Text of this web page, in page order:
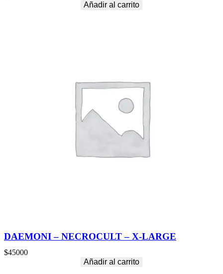
Añadir al carrito
DAEMONI – NECROCULT – X-LARGE
$45000
Añadir al carrito